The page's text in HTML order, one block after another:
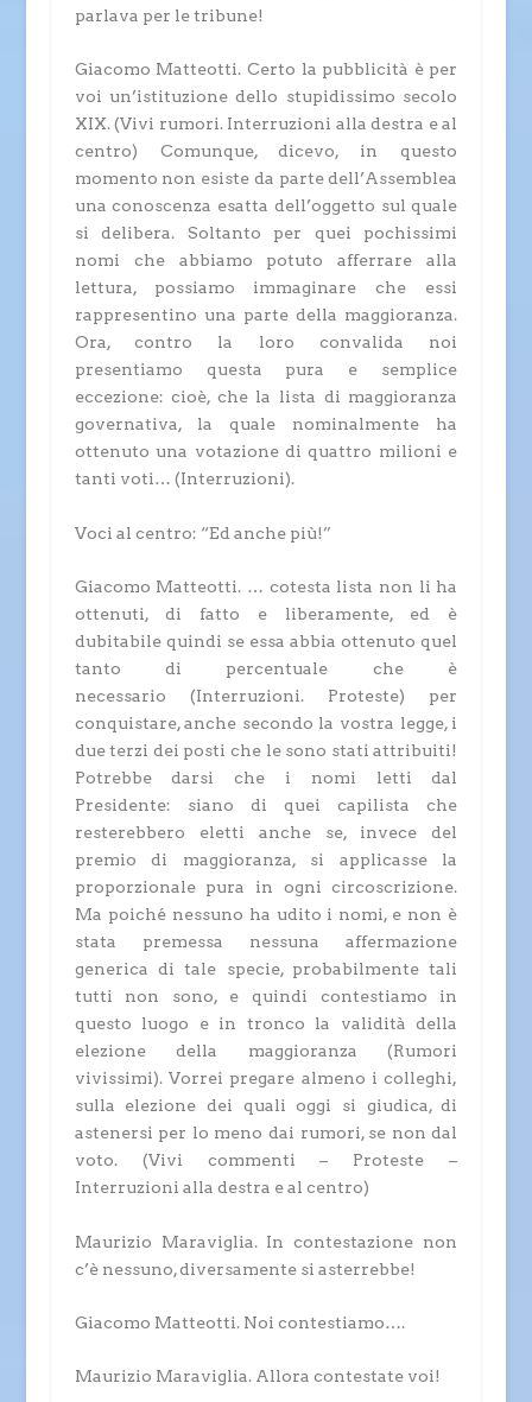
parlava per le tribune!
Giacomo Matteotti. Certo la pubblicità è per
voi un’istituzione dello stupidissimo secolo
XIX.(Vivi rumori. Interruzioni alla destra e al
centro) Comunque, dicevo, in questo
momento non esiste da parte dell’Assemblea
una conoscenza esatta dell’oggetto sul quale
si delibera. Soltanto per quei pochissimi
nomi che abbiamo potuto afferrare alla
lettura, possiamo immaginare che essi
rappresentino una parte della maggioranza.
Ora, contro la loro convalida noi
presentiamo questa pura e semplice
eccezione: cioè, che la lista di maggioranza
governativa, la quale nominalmente ha
ottenuto una votazione di quattro milioni e
tanti voti… (Interruzioni).
Voci al centro: “Ed anche più!”
Giacomo Matteotti. … cotesta lista non li ha
ottenuti, di fatto e liberamente, ed è
dubitabile quindi se essa abbia ottenuto quel
tanto di percentuale che è
necessario (Interruzioni. Proteste) per
conquistare, anche secondo la vostra legge, i
due terzi dei posti che le sono stati attribuiti!
Potrebbe darsi che i nomi letti dal
Presidente: siano di quei capilista che
resterebbero eletti anche se, invece del
premio di maggioranza, si applicasse la
proporzionale pura in ogni circoscrizione.
Ma poiché nessuno ha udito i nomi, e non è
stata premessa nessuna affermazione
generica di tale specie, probabilmente tali
tutti non sono, e quindi contestiamo in
questo luogo e in tronco la validità della
elezione della maggioranza(Rumori
vivissimi). Vorrei pregare almeno i colleghi,
sulla elezione dei quali oggi si giudica, di
astenersi per lo meno dai rumori, se non dal
voto. (Vivi commenti – Proteste –
Interruzioni alla destra e al centro)
Maurizio Maraviglia.In contestazione non
c’è nessuno, diversamente si asterrebbe!
Giacomo Matteotti.Noi contestiamo….
Maurizio Maraviglia.Allora contestate voi!